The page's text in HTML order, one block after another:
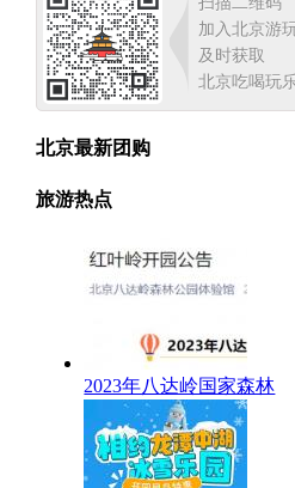
加入北京游
及时获取
北京吃喝玩
北京最新团购
旅游热点
2023年八达岭国家森林